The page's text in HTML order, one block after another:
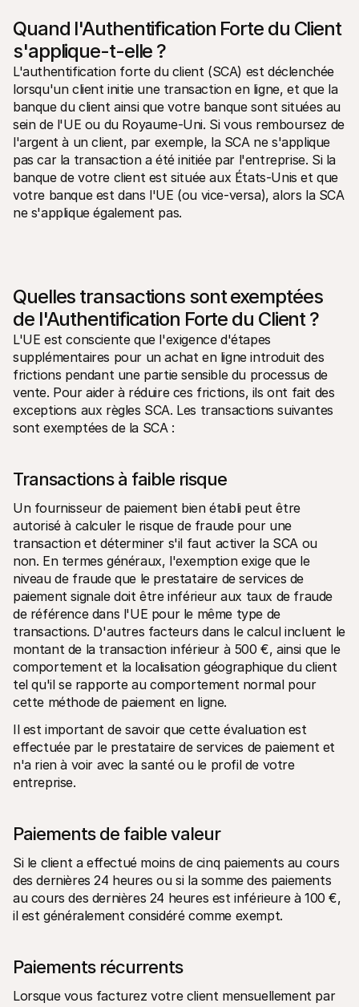
Quand l'Authentification Forte du Client
s'applique-t-elle ?
L'authentification forte du client (SCA) est déclenchée
lorsqu'un client initie une transaction en ligne, et que la
banque du client ainsi que votre banque sont situées au
sein de l'UE ou du Royaume-Uni. Si vous remboursez de
l'argent à un client, par exemple, la SCA ne s'applique
pas car la transaction a été initiée par l'entreprise. Si la
banque de votre client est située aux États-Unis et que
votre banque est dans l'UE (ou vice-versa), alors la SCA
ne s'applique également pas.
Quelles transactions sont exemptées
de l'Authentification Forte du Client ?
L'UE est consciente que l'exigence d'étapes
supplémentaires pour un achat en ligne introduit des
frictions pendant une partie sensible du processus de
vente. Pour aider à réduire ces frictions, ils ont fait des
exceptions aux règles SCA. Les transactions suivantes
sont exemptées de la SCA :
Transactions à faible risque
Un fournisseur de paiement bien établi peut être
autorisé à calculer le risque de fraude pour une
transaction et déterminer s'il faut activer la SCA ou
non. En termes généraux, l'exemption exige que le
niveau de fraude que le prestataire de services de
paiement signale doit être inférieur aux taux de fraude
de référence dans l'UE pour le même type de
transactions. D'autres facteurs dans le calcul incluent le
montant de la transaction inférieur à 500 €, ainsi que le
comportement et la localisation géographique du client
tel qu'il se rapporte au comportement normal pour
cette méthode de paiement en ligne.
Il est important de savoir que cette évaluation est
effectuée par le prestataire de services de paiement et
n'a rien à voir avec la santé ou le profil de votre
entreprise.
Paiements de faible valeur
Si le client a effectué moins de cinq paiements au cours
des dernières 24 heures ou si la somme des paiements
au cours des dernières 24 heures est inférieure à 100 €,
il est généralement considéré comme exempt.
Paiements récurrents
Lorsque vous facturez votre client mensuellement par